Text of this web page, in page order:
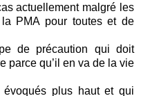
actuellement malgré les
PMA pour toutes et de
de précaution qui doit
parce qu’il en va de la vie
évoqués plus haut et qui